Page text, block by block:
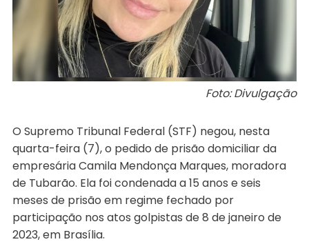
Foto: Divulgação
O Supremo Tribunal Federal (STF) negou, nesta
quarta-feira (7), o pedido de prisão domiciliar da
empresária Camila Mendonça Marques, moradora
de Tubarão. Ela foi condenada a 15 anos e seis
meses de prisão em regime fechado por
participação nos atos golpistas de 8 de janeiro de
2023, em Brasília.